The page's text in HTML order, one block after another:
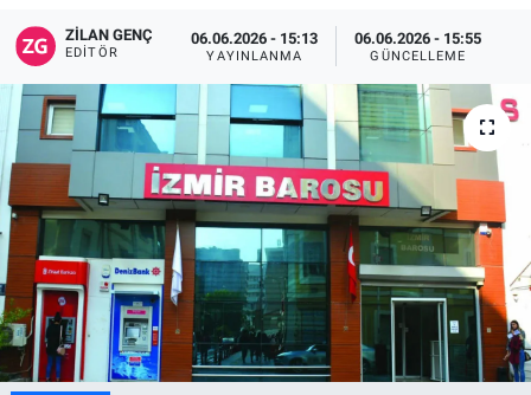
ZILAN GENÇ
EDITÖR
06.06.2026 - 15:13
YAYINLANMA
06.06.2026 - 15:55
GÜNCELLEME